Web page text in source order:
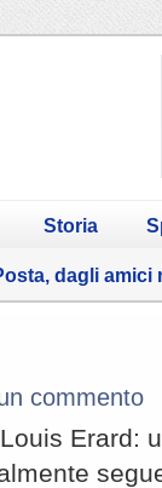
Storia
dagli amici
commento
Erard: